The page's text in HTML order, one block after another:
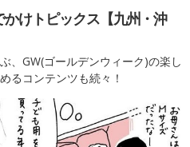
かけトピックス【九州・沖
、GW(ゴールデンウィーク)の楽し
るコンテンツも続々！